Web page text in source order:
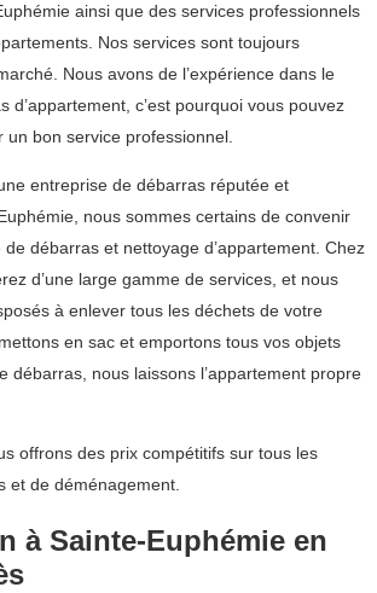
ainsi que des services professionnels
Nos services sont toujours
Nous avons de l’expérience dans le
d’appartement, c’est pourquoi vous pouvez
un bon service professionnel.
entreprise de débarras réputée et
nous sommes certains de convenir
débarras et nettoyage d’appartement. Chez
d’une large gamme de services, et nous
à enlever tous les déchets de votre
en sac et emportons tous vos objets
débarras, nous laissons l’appartement propre
offrons des prix compétitifs sur tous les
et de déménagement.
à Sainte-Euphémie en